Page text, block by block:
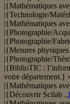
|{Mathématiques
|{Technologie/
|{Mathématiques
|{Photographie/
|{Photographie/
|{Mesures
|{Photographie/
|{BiblioTIC :
votre département.}
|{Mathématiques
|{Découvrir Scilab .,